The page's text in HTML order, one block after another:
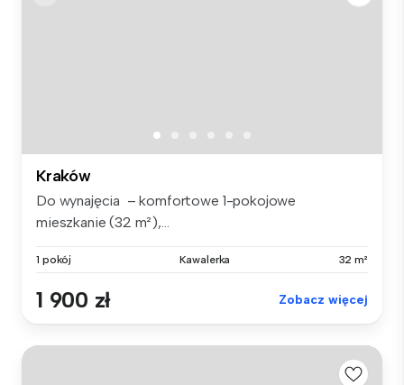
Kraków
Do wynajęcia – komfortowe 1-pokojowe
mieszkanie (32 m²),...
1 pokój Kawalerka 32 m²
1 900 zł Zobacz więcej